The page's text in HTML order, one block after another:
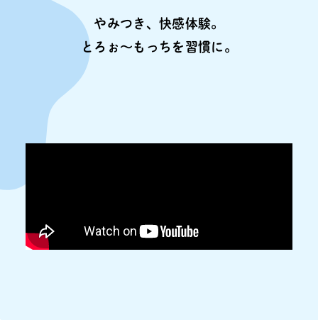
やみつき、快感体験。
とろぉ〜もっちを習慣に。